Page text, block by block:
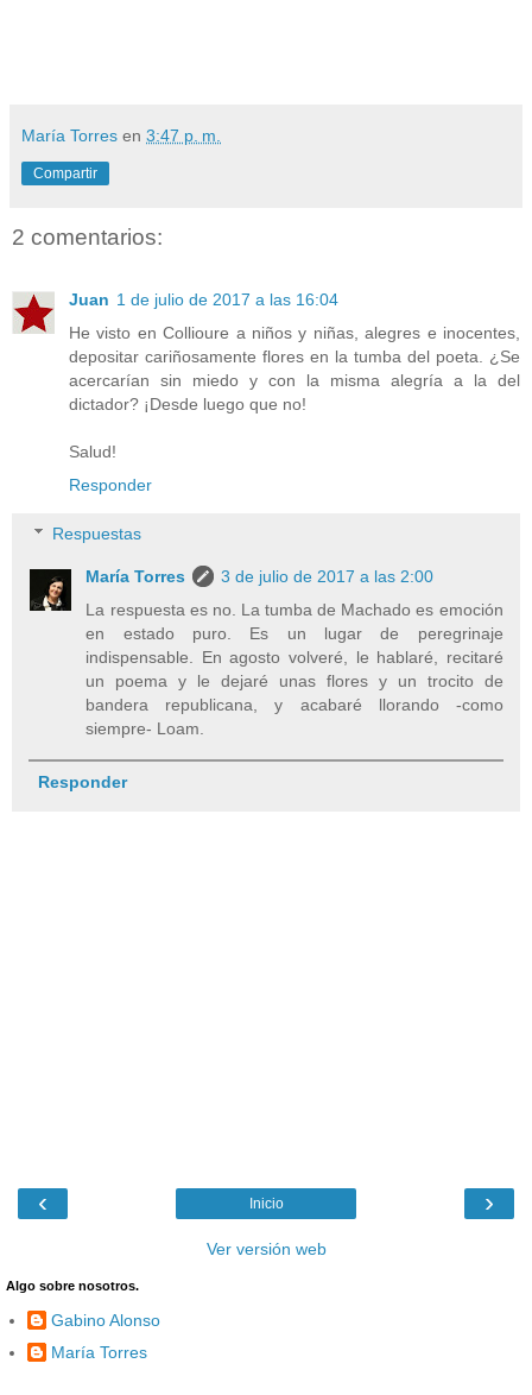
María Torres en 3:47 p. m.
Compartir
2 comentarios:
Juan 1 de julio de 2017 a las 16:04
He visto en Collioure a niños y niñas, alegres e inocentes,
depositar cariñosamente flores en la tumba del poeta. ¿Se
acercarían sin miedo y con la misma alegría a la del
dictador? ¡Desde luego que no!
Salud!
Responder
Respuestas
María Torres
3 de julio de 2017 a las 2:00
La respuesta es no. La tumba de Machado es emoción
en estado puro. Es un lugar de peregrinaje
indispensable. En agosto volveré, le hablaré, recitaré
un poema y le dejaré unas flores y un trocito de
bandera republicana, y acabaré llorando -como
siempre- Loam.
Responder
‹ ›
Inicio
Ver versión web
Algo sobre nosotros.
Gabino Alonso
María Torres